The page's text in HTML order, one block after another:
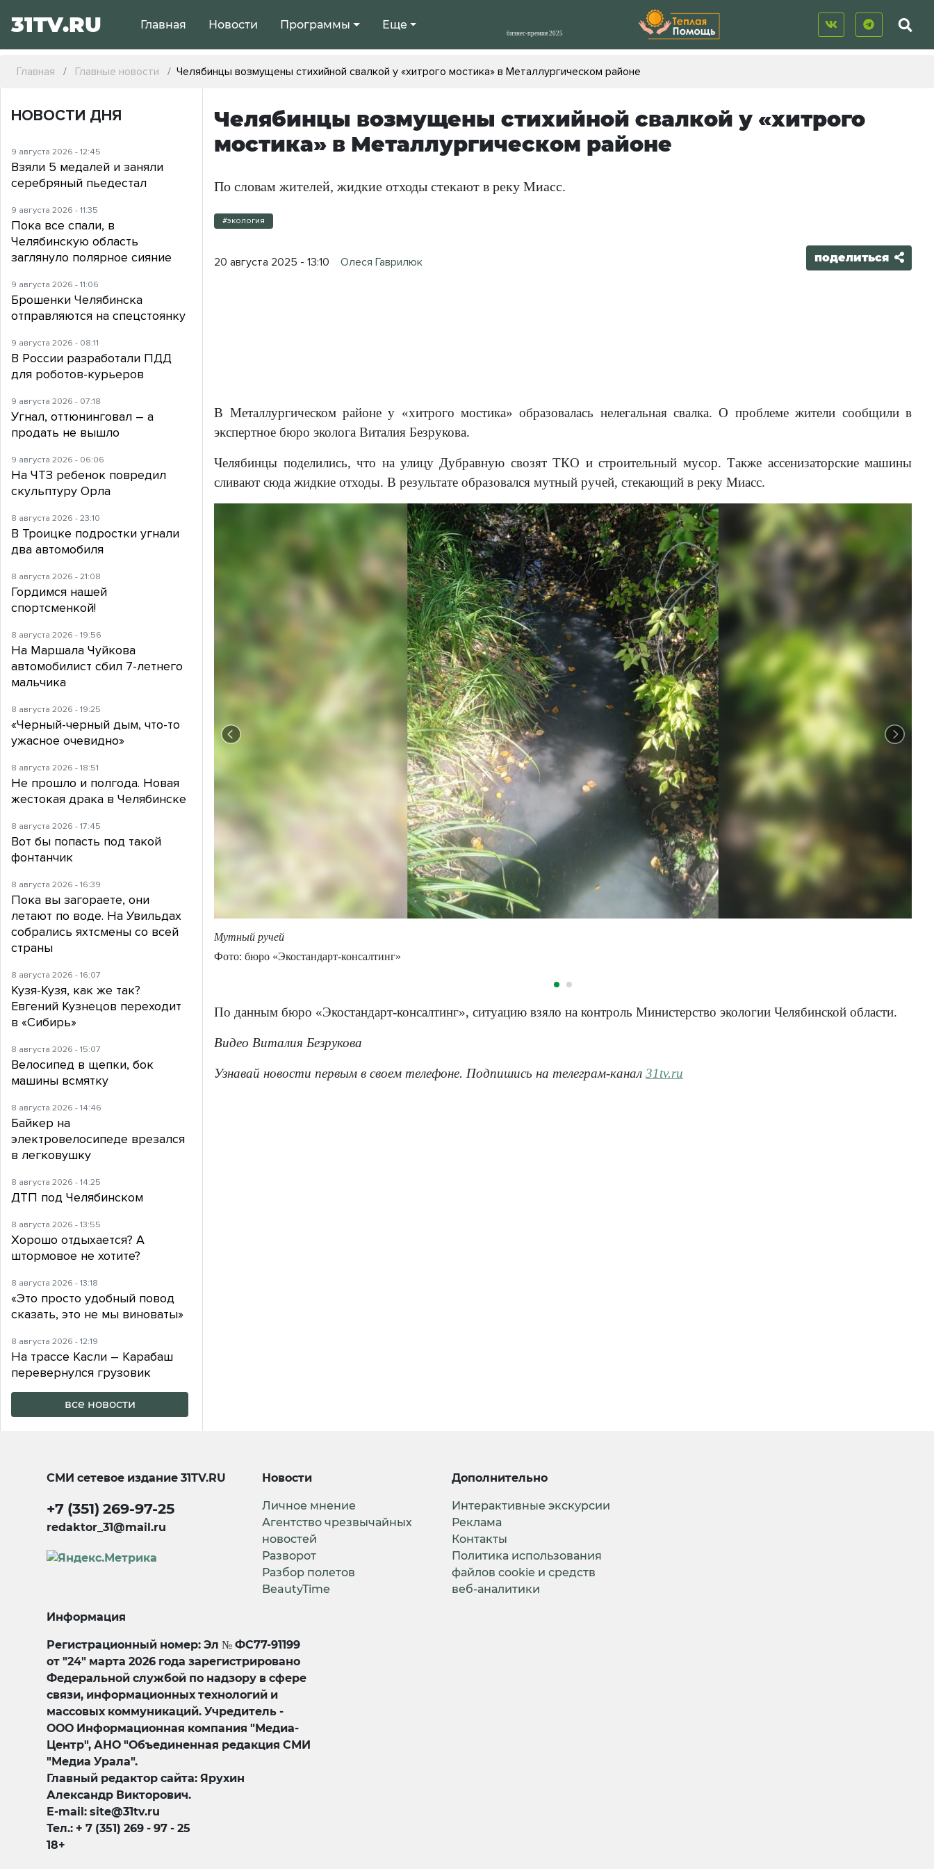
31TV.RU Главная Новости Программы Еще
Главная Главные новости Челябинцы возмущены стихийной свалкой у «хитрого мостика» в Металлургическом районе
Челябинцы возмущены стихийной свалкой у «хитрого
мостика» в Металлургическом районе
По словам жителей, жидкие отходы стекают в реку Миасс.
#экология
20 августа 2025 - 13:10 Олеся Гаврилюк поделиться
В Металлургическом районе у «хитрого мостика» образовалась нелегальная свалка. О проблеме жители сообщили в
экспертное бюро эколога Виталия Безрукова.
Челябинцы поделились, что на улицу Дубравную свозят ТКО и строительный мусор. Также ассенизаторские машины
сливают сюда жидкие отходы. В результате образовался мутный ручей, стекающий в реку Миасс.
Мутный ручей
Фото: бюро «Экостандарт-консалтинг»
По данным бюро «Экостандарт-консалтинг», ситуацию взяло на контроль Министерство экологии Челябинской области.
Видео Виталия Безрукова
Узнавай новости первым в своем телефоне. Подпишись на телеграм-канал31tv.ru
НОВОСТИ ДНЯ
9 августа 2026 - 12:45
Взяли 5 медалей и заняли
серебряный пьедестал
9 августа 2026 - 11:35
Пока все спали, в
Челябинскую область
заглянуло полярное сияние
9 августа 2026 - 11:06
Брошенки Челябинска
отправляются на спецстоянку
9 августа 2026 - 08:11
В России разработали ПДД
для роботов-курьеров
9 августа 2026 - 07:18
Угнал, оттюнинговал – а
продать не вышло
9 августа 2026 - 06:06
На ЧТЗ ребенок повредил
скульптуру Орла
8 августа 2026 - 23:10
В Троицке подростки угнали
два автомобиля
8 августа 2026 - 21:08
Гордимся нашей
спортсменкой!
8 августа 2026 - 19:56
На Маршала Чуйкова
автомобилист сбил 7-летнего
мальчика
8 августа 2026 - 19:25
«Черный-черный дым, что-то
ужасное очевидно»
8 августа 2026 - 18:51
Не прошло и полгода. Новая
жестокая драка в Челябинске
8 августа 2026 - 17:45
Вот бы попасть под такой
фонтанчик
8 августа 2026 - 16:39
Пока вы загораете, они
летают по воде. На Увильдах
собрались яхтсмены со всей
страны
8 августа 2026 - 16:07
Кузя-Кузя, как же так?
Евгений Кузнецов переходит
в «Сибирь»
8 августа 2026 - 15:07
Велосипед в щепки, бок
машины всмятку
8 августа 2026 - 14:46
Байкер на
электровелосипеде врезался
в легковушку
8 августа 2026 - 14:25
ДТП под Челябинском
8 августа 2026 - 13:55
Хорошо отдыхается? А
штормовое не хотите?
8 августа 2026 - 13:18
«Это просто удобный повод
сказать, это не мы виноваты»
8 августа 2026 - 12:19
На трассе Касли – Карабаш
перевернулся грузовик
все новости
СМИ сетевое издание31TV.RU
+7 (351) 269-97-25
redaktor_31@mail.ru
Новости
Личное мнение
Агентство чрезвычайных
новостей
Разворот
Разбор полетов
BeautyTime
Дополнительно
Интерактивные экскурсии
Реклама
Контакты
Политика использования
файлов cookie и средств
веб-аналитики
Информация
Регистрационный номер: Эл № ФС77-91199
от "24" марта 2026 года зарегистрировано
Федеральной службой по надзору в сфере
связи, информационных технологий и
массовых коммуникаций. Учредитель -
ООО Информационная компания "Медиа-
Центр", АНО "Объединенная редакция СМИ
"Медиа Урала".
Главный редактор сайта: Ярухин
Александр Викторович.
E-mail: site@31tv.ru
Тел.: + 7 (351) 269 - 97 - 25
18+